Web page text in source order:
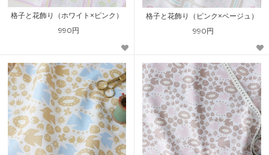
格子と花飾り（ホワイト×ピンク）
990円
格子と花飾り（ピンク×ベージュ）
990円